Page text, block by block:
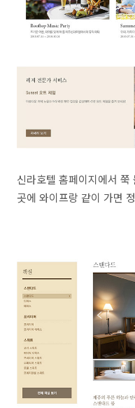
신라호텔 홈페이지에서
곳에 와이프랑 같이 가면